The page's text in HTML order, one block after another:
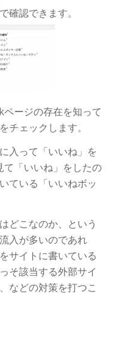
確認できます。
ージの存在を知って
チェックします。
入って「いいね」を
「いいね」をしたの
ている「いいねボッ
どこなのか、という
入が多いのであれ
サイトに書いている
そ該当する外部サイ
などの対策を打つこ